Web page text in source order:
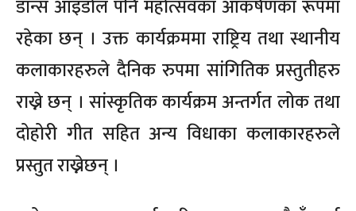
डान्स आइडोल पनि महोत्सवका आकर्षणका रूपमा
रहेका छन् । उक्त कार्यक्रममा राष्ट्रिय तथा स्थानीय
कलाकारहरुले दैनिक रुपमा सांगितिक प्रस्तुतीहरु
राख्ने छन् । सांस्कृतिक कार्यक्रम अन्तर्गत लोक तथा
दोहोरी गीत सहित अन्य विधाका कलाकारहरुले
प्रस्तुत राख्नेछन् ।